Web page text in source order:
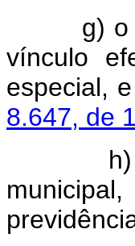
g) o
vínculo
especial,
8.647, de
h) o